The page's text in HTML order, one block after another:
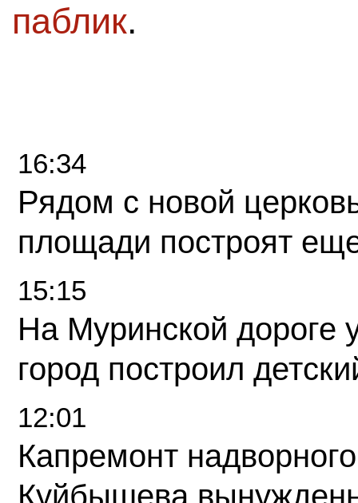
паблик.
16:34
Рядом с новой
площади построят
15:15
На Муринской дороге
город построил
12:01
Капремонт
Куйбышева